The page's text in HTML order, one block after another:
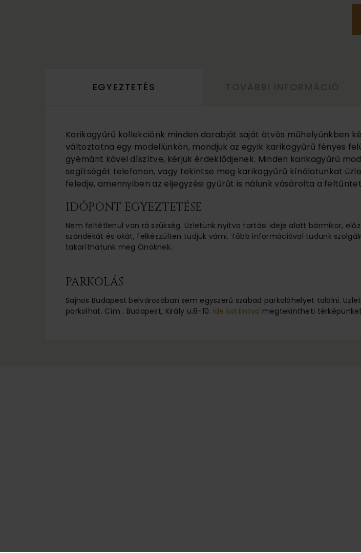
EGYEZTETÉS
Karikagyűrű kollekciónk minden darabját saját ötvös műhelyünkben
változtatna egy modellünkön, mondjuk az egyik karikagyűrű fényes
gyémánt kővel díszítve, kérjük érdeklődjenek. Minden karikagyűrű
segítségét telefonon, vagy tekintse meg karikagyűrű kínálatunkat
feledje, amennyiben az eljegyzési gyűrűt is nálunk vásárolta a
IDŐPONT EGYEZTETÉSE
Nem feltétlenül van rá szükség. Üzletünk nyitva tartási ideje alatt bármikor,
szándékát és okát, felkészülten tudjuk várni. Több információval tudunk
takaríthatunk meg Önöknek.
PARKOLÁS
Sajnos Budapest belvárosában sem egyszerű szabad parkolóhelyet találni.
parkolhat. Cím : Budapest, Király u.8-10. Ide kattintva megtekintheti